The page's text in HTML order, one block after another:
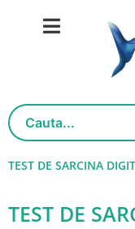
TEST DE SARCINA
TEST DE